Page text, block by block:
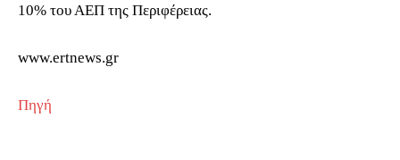
10% του ΑΕΠ της Περιφέρειας.
www.ertnews.gr
Πηγή